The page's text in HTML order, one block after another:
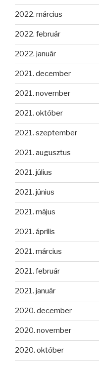
2022. március
2022. február
2022. január
2021. december
2021. november
2021. október
2021. szeptember
2021. augusztus
2021. július
2021. június
2021. május
2021. április
2021. március
2021. február
2021. január
2020. december
2020. november
2020. október